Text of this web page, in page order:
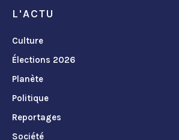
L'ACTU
Culture
Élections 2026
Planète
Politique
Reportages
Société